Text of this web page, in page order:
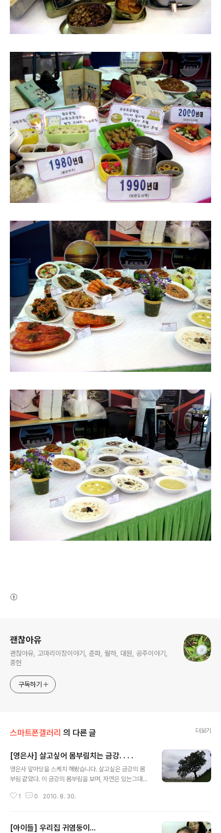
괜찮아유
괜찮아유, 고마리이장이야기, 춘파, 월하, 대원, 공주이야기,
중헌
구독하기
스마트폰갤러리 의 다른 글 더보기
[영은사] 살고싶어 몸부림치는 금강. . . .
영은사 앞마당을 스케치 해봤습니다. 살고싶은 금강의 몸
부림 같았다. 이 금강의 몸부림을 보며, 자연은 있는그대로
운 자연을 만들려구 할까 ? 나의 어릴적 추억이 다시 살아
1 0 2010. 8. 30.
[아이들] 우리집 귀염둥이...